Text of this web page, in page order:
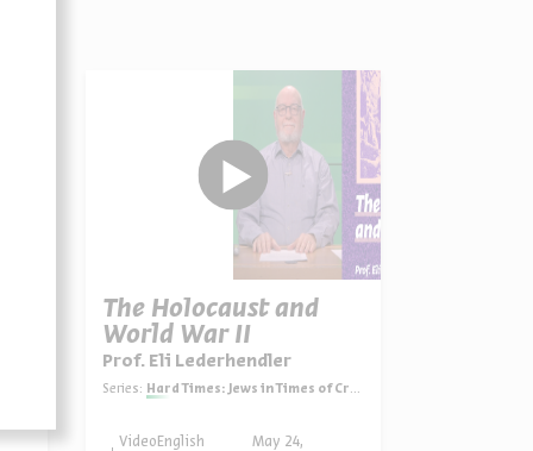
The Holocaust and
World War II
Prof. Eli Lederhendler
Series: Hard Times: Jews in Times of Crisis in America
English
Video
May 24,